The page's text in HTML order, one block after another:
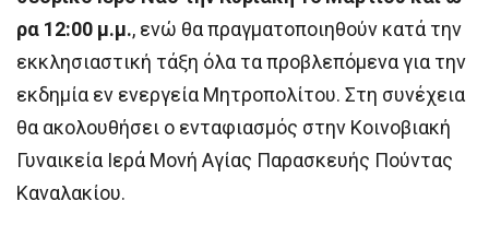
ρα 12:00 μ.μ., ε­νώ θα πραγ­μα­το­ποι­η­θούν κα­τά την
εκ­κλη­σι­α­στι­κή τά­ξη ό­λα τα προ­βλε­πό­με­να για την
εκ­δη­μί­α εν ε­νερ­γεί­α Μη­τρο­πο­λί­του. Στη συνέχεια
θα ακολουθήσει ο εν­τα­φια­σμός στην Κοι­νο­βια­κή
Γυ­ναι­κεί­α Ι­ε­ρά Μο­νή Α­γί­ας Πα­ρα­σκευ­ής Πούν­τας
Κα­να­λα­κί­ου.